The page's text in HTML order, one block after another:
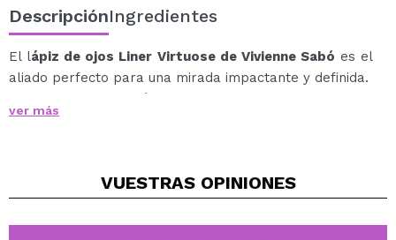
DescripciónIngredientes
El lápiz de ojos Liner Virtuose de Vivienne Sabó es el
aliado perfecto para una mirada impactante y definida.
Diseñado con una fórmula de alta intensidad y larga
duración, este lápiz de ojos asegura un acabado
Características Principales:
una aplicación precisa y sin esfuerzo.
ver más
VUESTRAS OPINIONES